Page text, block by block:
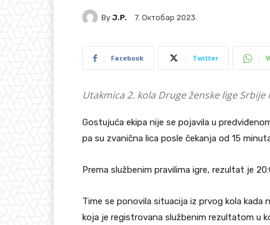
By J.P. 7. Октобар 2023.
Facebook Twitter
Utakmica 2. kola Druge ženske lige
Gostujuća ekipa nije se pojavila u
pa su zvanična lica posle čekanja od 15
Prema službenim pravilima igre, rezultat je
Time se ponovila situacija iz prvog kola kada
koja je registrovana službenim rezultatom u